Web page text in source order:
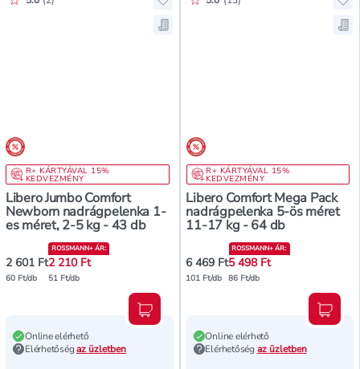
árréscsökkentés
R+ KÁRTYÁVAL 15%
KEDVEZMÉNY
Libero Jumbo Comfort
Newborn nadrágpelenka 1-
es méret, 2-5 kg - 43 db
Hozzáadás a kedvencekhez,
Mentés a bevásárló listára,
2 601 Ft
60 Ft/db
ROSSMANN+ ÁR:
2 210 Ft
51 Ft/db
Online elérhető
Elérhetőségaz üzletben
Kosárba teszem
árréscsökkentés
R+ KÁRTYÁVAL 15%
KEDVEZMÉNY
Libero Comfort Mega Pack
nadrágpelenka 5-ös méret
11-17 kg - 64 db
6 469 Ft
101 Ft/db
ROSSMANN+ ÁR:
5 498 Ft
86 Ft/db
Online elérhető
Elérhetőség az üzletben